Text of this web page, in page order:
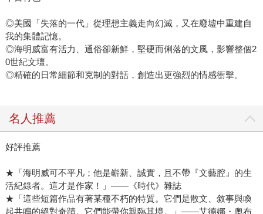
◎美國「失落的一代」從理想主義走向幻滅，又在廢墟中重建自
我的集體記憶。
◎海明威富有活力、通俗卻新鮮，堅硬而俐落的文風，影響整個2
0世紀文壇。
◎精確的日常細節和克制的對話，創造出更強烈的情感衝擊。
名人推薦
好評推薦
★「海明威可不平凡；他是嶄新、誠實，且不帶『文藝腔』的生
活紀錄者。這才是作家！」——《時代》雜誌
★「這些短篇作品有著某種不朽的特質。它們是散文、敘事與喚
起共鳴的絕對奇蹟。它們能帶你親臨其境。」――艾德娜・奧布